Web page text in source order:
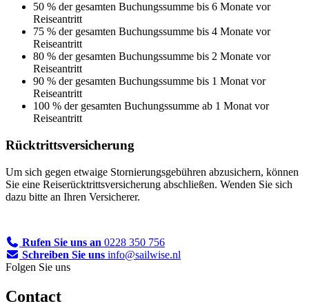
50 % der gesamten Buchungssumme bis 6 Monate vor
Reiseantritt
75 % der gesamten Buchungssumme bis 4 Monate vor
Reiseantritt
80 % der gesamten Buchungssumme bis 2 Monate vor
Reiseantritt
90 % der gesamten Buchungssumme bis 1 Monat vor
Reiseantritt
100 % der gesamten Buchungssumme ab 1 Monat vor
Reiseantritt
Rücktrittsversicherung
Um sich gegen etwaige Stornierungsgebühren abzusichern, können
Sie eine Reiserücktrittsversicherung abschließen. Wenden Sie sich
dazu bitte an Ihren Versicherer.
Rufen Sie uns an 0228 350 756
Schreiben Sie uns info@sailwise.nl
Folgen Sie uns
Contact